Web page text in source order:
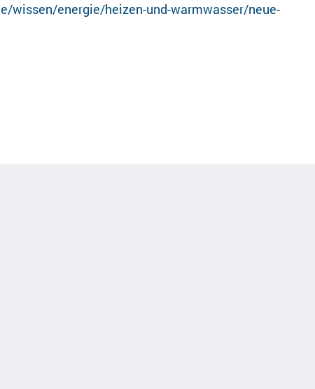
wissen/energie/heizen-und-warmwasser/neue-